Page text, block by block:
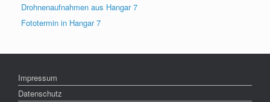
Drohnenaufnahmen aus Hangar 7
Fototermin in Hangar 7
Impressum
Datenschutz